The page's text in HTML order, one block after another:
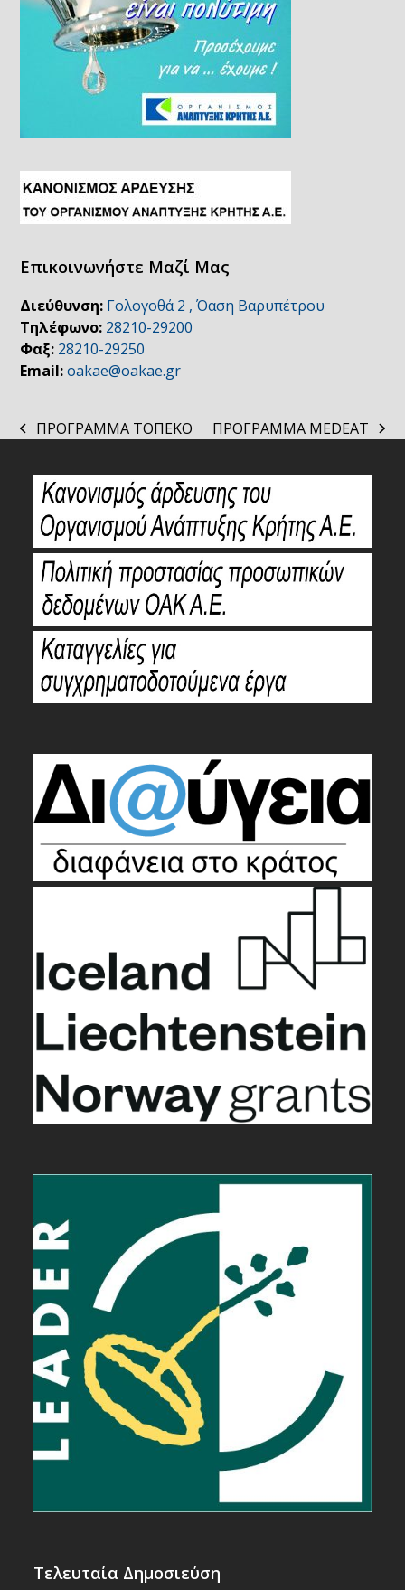
Επικοινωνήστε Μαζί Μας
Διεύθυνση: Γολογοθά 2 , Όαση Βαρυπέτρου
Τηλέφωνο: 28210-29200
Φαξ: 28210-29250
Email: oakae@oakae.gr
previous
ΠΡΟΓΡΑΜΜΑ ΤΟΠΕΚΟ
next
ΠΡΟΓΡΑΜΜΑ MEDEAT
Τελευταία Δημοσιεύση